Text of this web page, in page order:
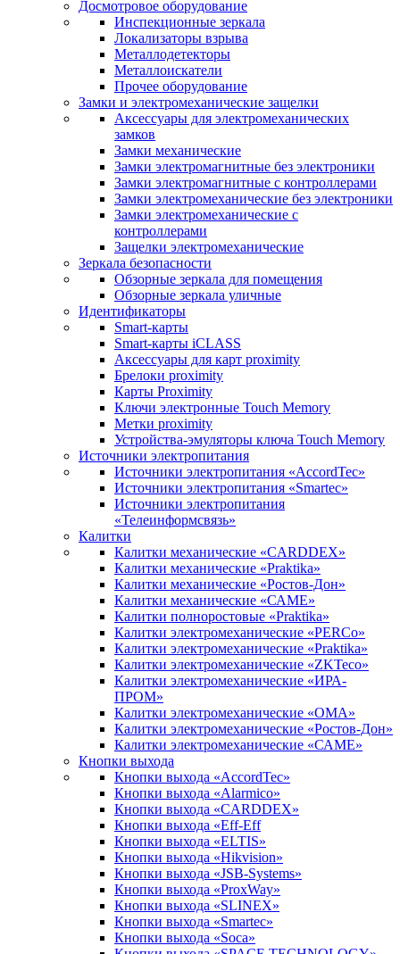
Досмотровое оборудование
Инспекционные зеркала
Локализаторы взрыва
Металлодетекторы
Металлоискатели
Прочее оборудование
Замки и электромеханические защелки
Аксессуары для электромеханических
замков
Замки механические
Замки электромагнитные без электроники
Замки электромагнитные с контроллерами
Замки электромеханические без электроники
Замки электромеханические с
контроллерами
Защелки электромеханические
Зеркала безопасности
Обзорные зеркала для помещения
Обзорные зеркала уличные
Идентификаторы
Smart-карты
Smart-карты iCLASS
Аксессуары для карт proximitу
Брелоки proximity
Карты Proximity
Ключи электронные Touch Memory
Метки proximity
Устройства-эмуляторы ключа Touch Memory
Источники электропитания
Источники электропитания «AccordTec»
Источники электропитания «Smartec»
Источники электропитания
«Телеинформсвязь»
Калитки
Калитки механические «CARDDEX»
Калитки механические «Praktika»
Калитки механические «Ростов-Дон»
Калитки механические «САМЕ»
Калитки полноростовые «Praktika»
Калитки электромеханические «PERCo»
Калитки электромеханические «Praktika»
Калитки электромеханические «ZKTeco»
Калитки электромеханические «ИРА-
ПРОМ»
Калитки электромеханические «ОМА»
Калитки электромеханические «Ростов-Дон»
Калитки электромеханические «САМЕ»
Кнопки выхода
Кнопки выхода «AccordTec»
Кнопки выхода «Alarmico»
Кнопки выхода «CARDDEX»
Кнопки выхода «Eff-Eff
Кнопки выхода «ELTIS»
Кнопки выхода «Hikvision»
Кнопки выхода «JSB-Systems»
Кнопки выхода «ProxWay»
Кнопки выхода «SLINEX»
Кнопки выхода «Smartec»
Кнопки выхода «Soca»